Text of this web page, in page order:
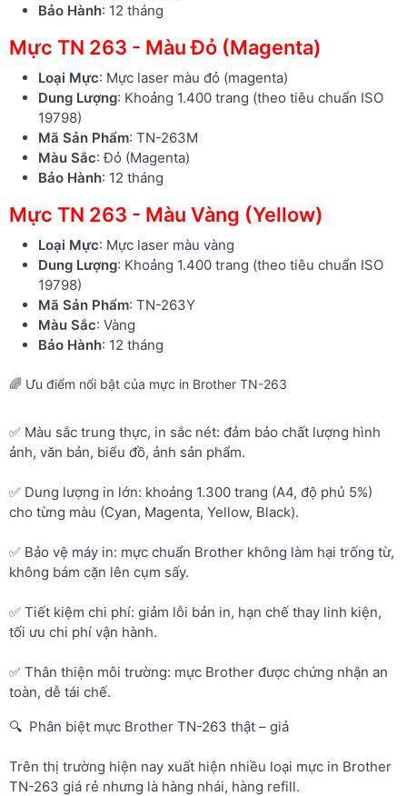
Bảo Hành: 12 tháng
Mực TN 263 - Màu Đỏ (Magenta)
Loại Mực: Mực laser màu đỏ (magenta)
Dung Lượng: Khoảng 1.400 trang (theo tiêu chuẩn ISO
19798)
Mã Sản Phẩm: TN-263M
Màu Sắc: Đỏ (Magenta)
Bảo Hành: 12 tháng
Mực TN 263 - Màu Vàng (Yellow)
Loại Mực: Mực laser màu vàng
Dung Lượng: Khoảng 1.400 trang (theo tiêu chuẩn ISO
19798)
Mã Sản Phẩm: TN-263Y
Màu Sắc: Vàng
Bảo Hành: 12 tháng
🌈 Ưu điểm nổi bật của mực in Brother TN-263
✅ Màu sắc trung thực, in sắc nét: đảm bảo chất lượng hình
ảnh, văn bản, biểu đồ, ảnh sản phẩm.
✅ Dung lượng in lớn: khoảng 1.300 trang (A4, độ phủ 5%)
cho từng màu (Cyan, Magenta, Yellow, Black).
✅ Bảo vệ máy in: mực chuẩn Brother không làm hại trống từ,
không bám cặn lên cụm sấy.
✅ Tiết kiệm chi phí: giảm lỗi bản in, hạn chế thay linh kiện,
tối ưu chi phí vận hành.
✅ Thân thiện môi trường: mực Brother được chứng nhận an
toàn, dễ tái chế.
🔍 Phân biệt mực Brother TN-263 thật – giả
Trên thị trường hiện nay xuất hiện nhiều loại mực in Brother
TN-263 giá rẻ nhưng là hàng nhái, hàng refill.